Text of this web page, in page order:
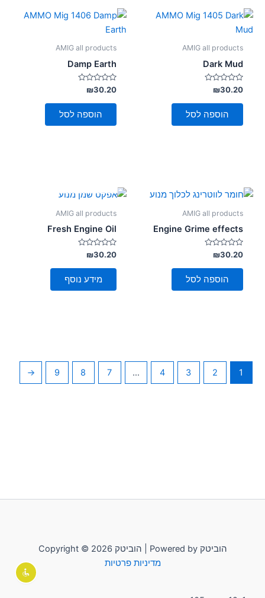
AMIG all products
Dark Mud
דורג
0
מתוך
₪30.20
הוספה לסל
AMIG all products
Damp Earth
דורג
0
מתוך
₪30.20
הוספה לסל
AMIG all products
Engine Grime effects
דורג
0
מתוך
₪30.20
הוספה לסל
AMIG all products
Fresh Engine Oil
דורג
0
מתוך
₪30.20
מידע נוסף
1
2
3
4
…
7
8
9
←
Copyright © 2026 הוביטק | Powered by הוביטק
מדיניות פרטיות